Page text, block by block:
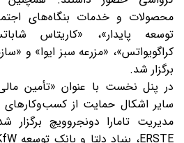
محصولات و خدمات بنگاه‌های
توسعه پایدار»، «کاریتاس
کراگویواتس»، «مزرعه سبز ایوا» و
برگزار شد.
در پنل نخست با عنوان «تأمین
سایر اشکال حمایت از کسب‌وکارهای
مدیریت تامارا دونجروویچ برگزار
ERSTE، بنیاد دلتا و بانک توسعه